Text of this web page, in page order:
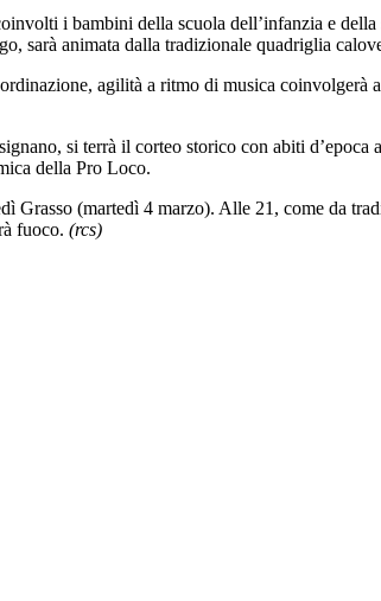
i bambini della scuola dell’infanzia e
sarà animata dalla tradizionale quadriglia
agilità a ritmo di musica coinvolgerà
si terrà il corteo storico con abiti d’epoca
della Pro Loco.
(martedì 4 marzo). Alle 21, come da
fuoco. (rcs)